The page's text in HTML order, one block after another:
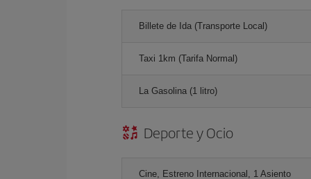
Billete de Ida (Transporte Local)
Taxi 1km (Tarifa Normal)
La Gasolina (1 litro)
Deporte y Ocio
Cine, Estreno Internacional, 1 Asiento